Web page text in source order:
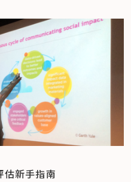
估新手指南